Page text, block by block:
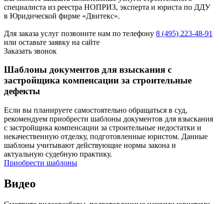
специалиста из реестра НОПРИЗ, эксперта и юриста по ДДУ
в Юридической фирме «Двитекс».
Для заказа услуг позвоните нам по телефону 8 (495) 223-48-91
или оставьте заявку на сайте
Заказать звонок
Шаблоны документов для взыскания с
застройщика компенсации за строительные
дефекты
Если вы планируете самостоятельно обращаться в суд,
рекомендуем приобрести шаблоны документов для взыскания
с застройщика компенсации за строительные недостатки и
некачественную отделку, подготовленные юристом. Данные
шаблоны учитывают действующие нормы закона и
актуальную судебную практику.
Приобрести шаблоны
Видео